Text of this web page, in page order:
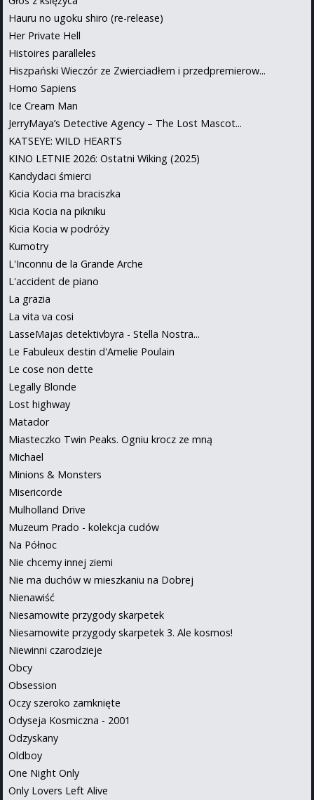
Hauru no ugoku shiro (re-release)
Her Private Hell
Histoires paralleles
Hiszpański Wieczór ze Zwierciadłem i przedpremierow...
Homo Sapiens
Ice Cream Man
JerryMaya’s Detective Agency – The Lost Mascot...
KATSEYE: WILD HEARTS
KINO LETNIE 2026: Ostatni Wiking (2025)
Kandydaci śmierci
Kicia Kocia ma braciszka
Kicia Kocia na pikniku
Kicia Kocia w podróży
Kumotry
L'Inconnu de la Grande Arche
L'accident de piano
La grazia
La vita va cosi
LasseMajas detektivbyra - Stella Nostra...
Le Fabuleux destin d'Amelie Poulain
Le cose non dette
Legally Blonde
Lost highway
Matador
Miasteczko Twin Peaks. Ogniu krocz ze mną
Michael
Minions & Monsters
Misericorde
Mulholland Drive
Muzeum Prado - kolekcja cudów
Na Północ
Nie chcemy innej ziemi
Nie ma duchów w mieszkaniu na Dobrej
Nienawiść
Niesamowite przygody skarpetek
Niesamowite przygody skarpetek 3. Ale kosmos!
Niewinni czarodzieje
Obcy
Obsession
Oczy szeroko zamknięte
Odyseja Kosmiczna - 2001
Odzyskany
Oldboy
One Night Only
Only Lovers Left Alive